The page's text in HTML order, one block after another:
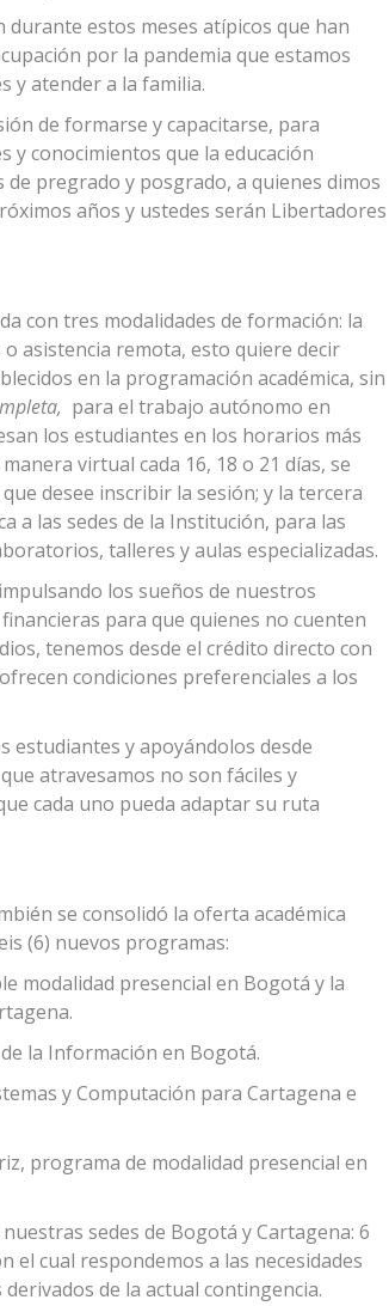
estos meses atípicos que han
por la pandemia que estamos
y atender a la familia.
de formarse y capacitarse, para
y conocimientos que la educación
pregrado y posgrado, a quienes dimos
años y ustedes serán Libertadores
con tres modalidades de formación: la
asistencia remota, esto quiere decir
en la programación académica, sin
para el trabajo autónomo en
los estudiantes en los horarios más
virtual cada 16, 18 o 21 días, se
desee inscribir la sesión; y la tercera
a las sedes de la Institución, para las
talleres y aulas especializadas.
los sueños de nuestros
para que quienes no cuenten
tenemos desde el crédito directo con
condiciones preferenciales a los
estudiantes y apoyándolos desde
atravesamos no son fáciles y
cada uno pueda adaptar su ruta
se consolidó la oferta académica
(6) nuevos programas:
modalidad presencial en Bogotá y la
la Información en Bogotá.
y Computación para Cartagena e
programa de modalidad presencial en
sedes de Bogotá y Cartagena: 6
el cual respondemos a las necesidades
de la actual contingencia.